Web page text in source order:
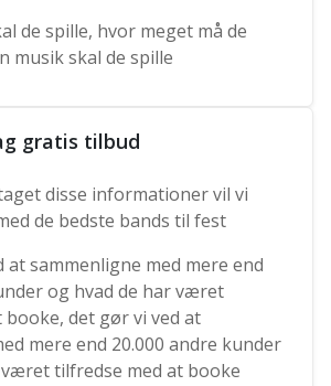
de spille, hvor meget må de
musik skal de spille
gratis tilbud
disse informationer vil vi
de bedste bands til fest
at sammenligne med mere end
og hvad de har været
det gør vi ved at
mere end 20.000 andre kunder
tilfredse med at booke